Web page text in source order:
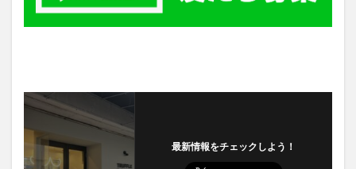
最新情報をチェックしよう！